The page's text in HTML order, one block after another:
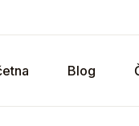
Blog